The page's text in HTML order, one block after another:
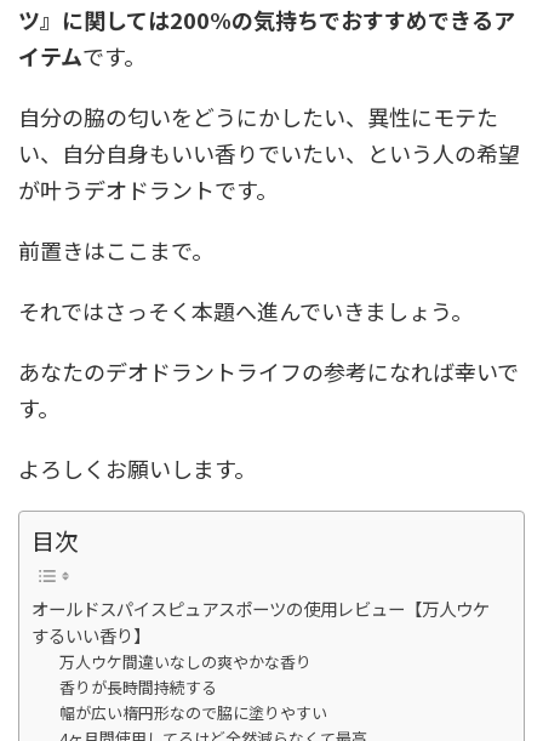
ツ』に関しては200%の気持ちでおすすめできるア
イテムです。
自分の脇の匂いをどうにかしたい、異性にモテた
い、自分自身もいい香りでいたい、という人の希望
が叶うデオドラントです。
前置きはここまで。
それではさっそく本題へ進んでいきましょう。
あなたのデオドラントライフの参考になれば幸いで
す。
よろしくお願いします。
目次
オールドスパイスピュアスポーツの使用レビュー【万人ウケ
するいい香り】
万人ウケ間違いなしの爽やかな香り
香りが長時間持続する
幅が広い楕円形なので脇に塗りやすい